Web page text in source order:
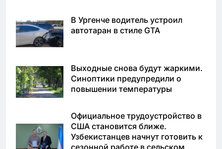
В Ургенче водитель устроил
автотаран в стиле GTA
Выходные снова будут жаркими.
Синоптики предупредили о
повышении температуры
Официальное трудоустройство в
США становится ближе.
Узбекистанцев начнут готовить к